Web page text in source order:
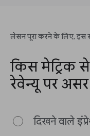
लेसन पूरा करने के लिए, इस
किस मेट्रिक
रेवेन्यू पर
दिखने वाले